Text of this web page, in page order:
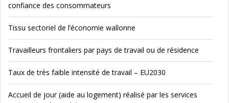
confiance des consommateurs
Tissu sectoriel de l’économie wallonne
Travailleurs frontaliers par pays de travail ou de résidence
Taux de très faible intensité de travail – EU2030
Accueil de jour (aide au logement) réalisé par les services